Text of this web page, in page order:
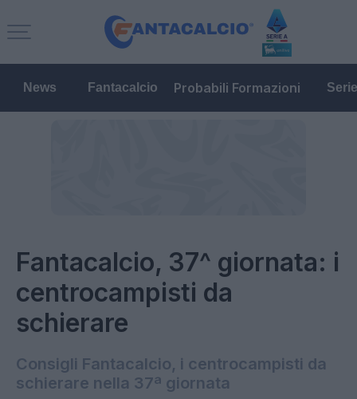
News Fantacalcio Probabili Formazioni
Fantacalcio, 37^ giornata: i
centrocampisti da
schierare
Consigli Fantacalcio, i centrocampisti da
schierare nella 37ª giornata